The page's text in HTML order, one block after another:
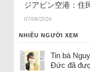
ジアビン空港：住
07/08/2026
NHIỀU NGƯỜI XEM
Tin bà
Đức đã